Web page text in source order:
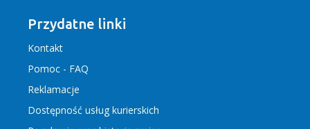
Przydatne linki
Kontakt
Pomoc - FAQ
Reklamacje
Dostępność usług kurierskich